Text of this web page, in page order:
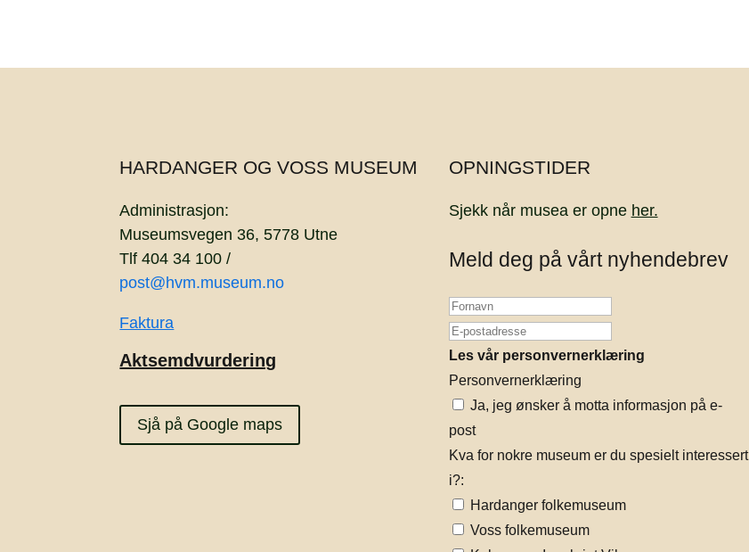
HARDANGER OG VOSS MUSEUM
Administrasjon:
Museumsvegen 36, 5778 Utne
Tlf 404 34 100 /
post@hvm.museum.no
Faktura
Aktsemdvurdering
Sjå på Google maps
OPNINGSTIDER
Sjekk når musea er opne her.
Meld deg på vårt nyhendebrev
Les vår personvernerklæring
Personvernerklæring
Ja, jeg ønsker å motta informasjon på e-
post
Kva for nokre museum er du spesielt interessert
i?:
Hardanger folkemuseum
Voss folkemuseum